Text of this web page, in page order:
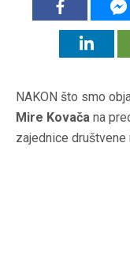
NAKON što smo
Mire Kovača na
zajednice